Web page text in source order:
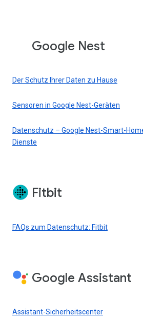
Google Nest
Der Schutz Ihrer Daten zu Hause
Sensoren in Google Nest-Geräten
Datenschutz – Google Nest-Smart-
Dienste
Fitbit
FAQs zum Datenschutz: Fitbit
Google Assistant
Assistant-Sicherheitscenter